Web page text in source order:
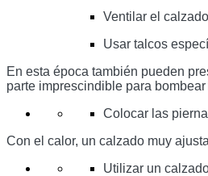
Ventilar el
Usar talcos
En esta época también pueden
parte imprescindible para
Colocar las
Con el calor, un calzado muy
Utilizar un